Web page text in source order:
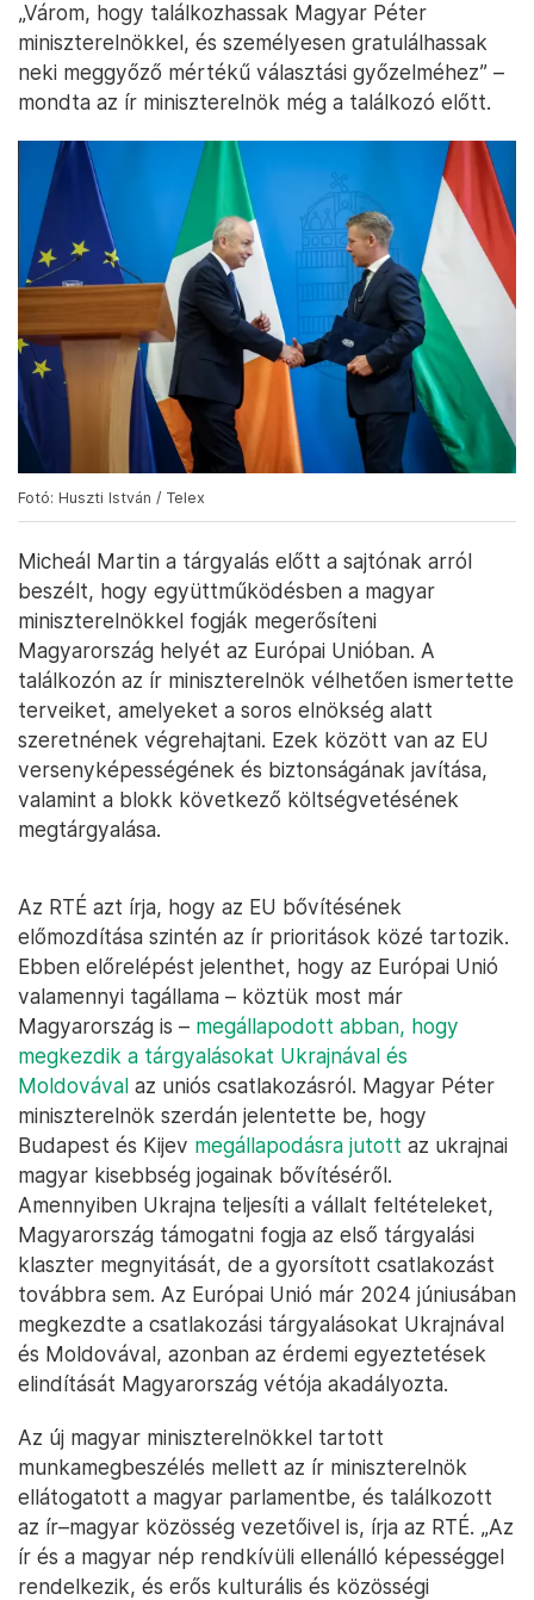
„Várom, hogy találkozhassak Magyar Péter
miniszterelnökkel, és személyesen gratulálhassak
neki meggyőző mértékű választási győzelméhez” –
mondta az ír miniszterelnök még a találkozó előtt.
Fotó: Huszti István / Telex
Micheál Martin a tárgyalás előtt a sajtónak arról
beszélt, hogy együttműködésben a magyar
miniszterelnökkel fogják megerősíteni
Magyarország helyét az Európai Unióban. A
találkozón az ír miniszterelnök vélhetően ismertette
terveiket, amelyeket a soros elnökség alatt
szeretnének végrehajtani. Ezek között van az EU
versenyképességének és biztonságának javítása,
valamint a blokk következő költségvetésének
megtárgyalása.
Az RTÉ azt írja, hogy az EU bővítésének
előmozdítása szintén az ír prioritások közé tartozik.
Ebben előrelépést jelenthet, hogy az Európai Unió
valamennyi tagállama – köztük most már
Magyarország is – megállapodott abban, hogy
megkezdik a tárgyalásokat Ukrajnával és
Moldovával az uniós csatlakozásról. Magyar Péter
miniszterelnök szerdán jelentette be, hogy
Budapest és Kijev megállapodásra jutott az ukrajnai
magyar kisebbség jogainak bővítéséről.
Amennyiben Ukrajna teljesíti a vállalt feltételeket,
Magyarország támogatni fogja az első tárgyalási
klaszter megnyitását, de a gyorsított csatlakozást
továbbra sem. Az Európai Unió már 2024 júniusában
megkezdte a csatlakozási tárgyalásokat Ukrajnával
és Moldovával, azonban az érdemi egyeztetések
elindítását Magyarország vétója akadályozta.
Az új magyar miniszterelnökkel tartott
munkamegbeszélés mellett az ír miniszterelnök
ellátogatott a magyar parlamentbe, és találkozott
az ír–magyar közösség vezetőivel is, írja az RTÉ. „Az
ír és a magyar nép rendkívüli ellenálló képességgel
rendelkezik, és erős kulturális és közösségi